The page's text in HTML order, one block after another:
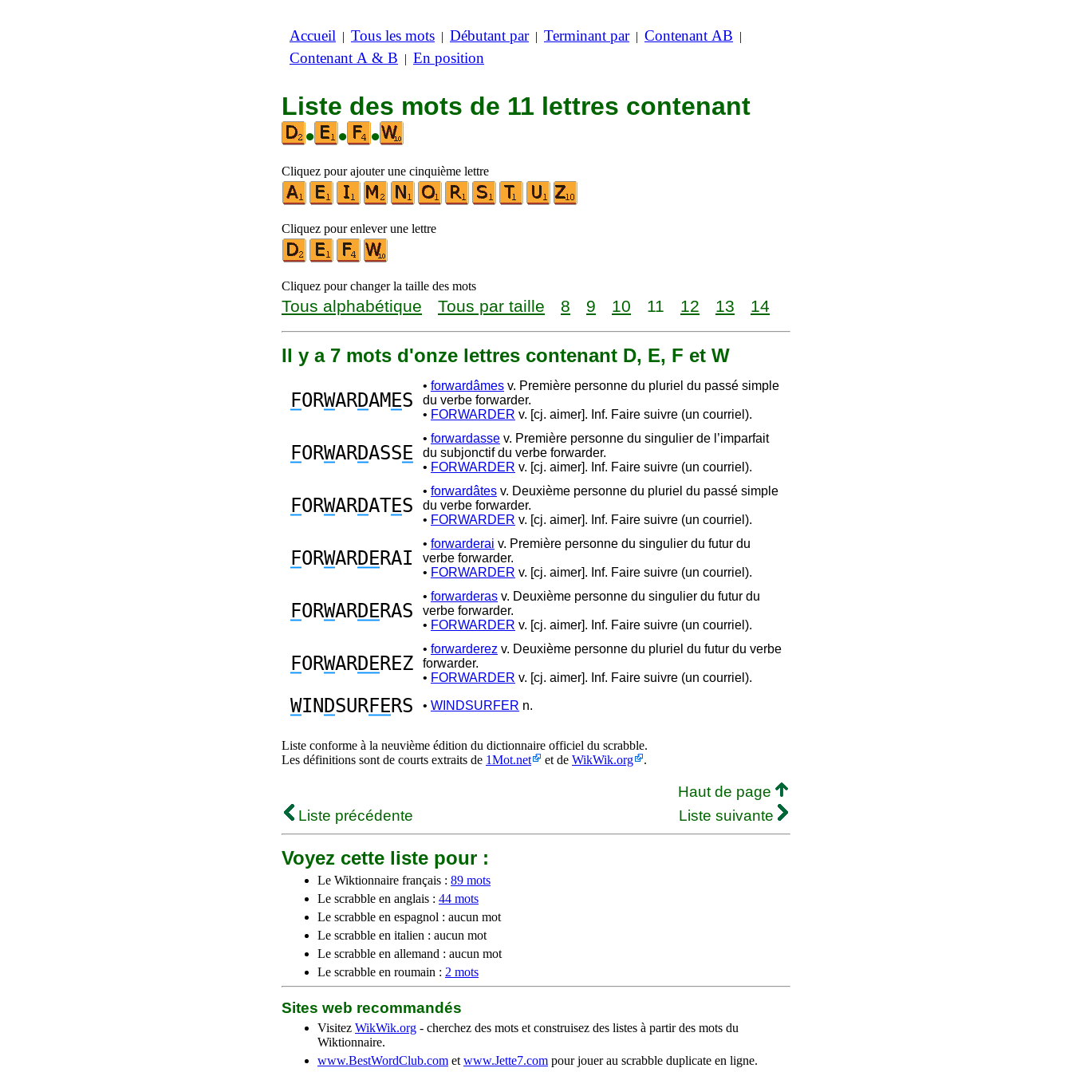
Accueil | Tous les mots | Débutant par| Terminant par| Contenant AB |
Contenant A & B | En position
Liste des mots de 11 lettres contenant
•
• •
Cliquez pour ajouter une cinquième lettre
Cliquez pour enlever une lettre
Cliquez pour changer la taille des mots
Tous alphabétique Tous par taille 8 9 10 11 12 13 14
Il y a 7 mots d'onze lettres contenant D, E, F et W
FORWARDAM ES
• forwardâmes v. Première personne du pluriel du passé simple
du verbe forwarder.
• FORWARDER v. [cj. aimer]. Inf. Faire suivre (un courriel).
FORWARDASSE
• forwardasse v. Première personne du singulier de l’imparfait
du subjonctif du verbe forwarder.
• FORWARDER v. [cj. aimer]. Inf. Faire suivre (un courriel).
FORWARDATES
• forwardâtes v. Deuxième personne du pluriel du passé simple
du verbe forwarder.
• FORWARDER v. [cj. aimer]. Inf. Faire suivre (un courriel).
FORWARDERAI
• forwarderai v. Première personne du singulier du futur du
verbe forwarder.
• FORWARDER v. [cj. aimer]. Inf. Faire suivre (un courriel).
FORWARDERAS
• forwarderas v. Deuxième personne du singulier du futur du
verbe forwarder.
• FORWARDER v. [cj. aimer]. Inf. Faire suivre (un courriel).
FORWARDEREZ
• forwarderez v. Deuxième personne du pluriel du futur du verbe
forwarder.
• FORWARDER v. [cj. aimer]. Inf. Faire suivre (un courriel).
WIN DSURFERS • WINDSURFER n.
Liste conforme à la neuvième édition du dictionnaire officiel du scrabble.
Les définitions sont de courts extraits de 1Mot.net et de WikWik.org .
Haut de page
Liste précédente
Liste suivante
Voyez cette liste pour :
Le Wiktionnaire français : 89 mots
Le scrabble en anglais : 44 mots
Le scrabble en espagnol : aucun mot
Le scrabble en italien : aucun mot
Le scrabble en allemand : aucun mot
Le scrabble en roumain : 2 mots
Sites web recommandés
Visitez WikWik.org - cherchez des mots et construisez des listes à partir des mots du
Wiktionnaire.
www.BestWordClub.com et www.Jette7.com pour jouer au scrabble duplicate en ligne.